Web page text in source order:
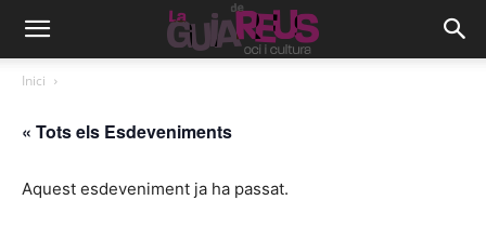
Inici
« Tots els Esdeveniments
Aquest esdeveniment ja ha passat.